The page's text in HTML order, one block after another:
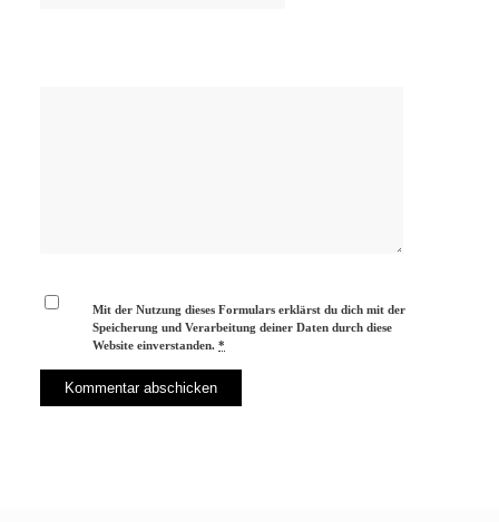
Mit der Nutzung dieses Formulars erklärst du dich mit der
Speicherung und Verarbeitung deiner Daten durch diese
Website einverstanden.*